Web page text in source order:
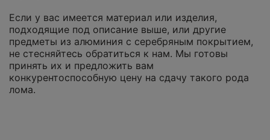
Если у вас имеется материал или изделия,
подходящие под описание выше, или другие
предметы из алюминия с серебряным покрытием,
не стесняйтесь обратиться к нам. Мы готовы
принять их и предложить вам
конкурентоспособную цену на сдачу такого рода
лома.